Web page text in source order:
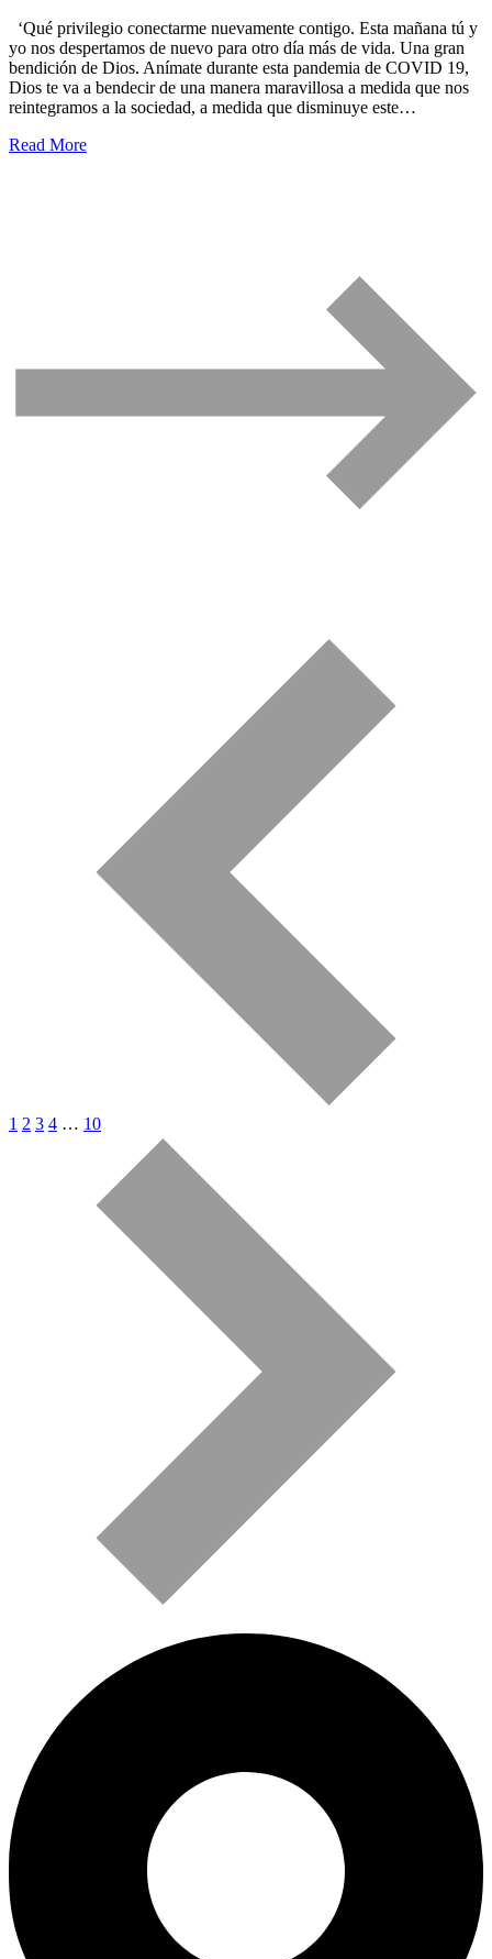
‘Qué privilegio conectarme nuevamente contigo. Esta mañana tú y
yo nos despertamos de nuevo para otro día más de vida. Una gran
bendición de Dios. Anímate durante esta pandemia de COVID 19,
Dios te va a bendecir de una manera maravillosa a medida que nos
reintegramos a la sociedad, a medida que disminuye este…
Read More
1 2 3 4 … 10